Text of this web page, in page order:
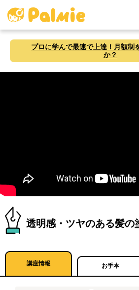
プロに学んで最速で上達！月額制
か？
透明感・ツヤのある髪の
講座情報 お手本